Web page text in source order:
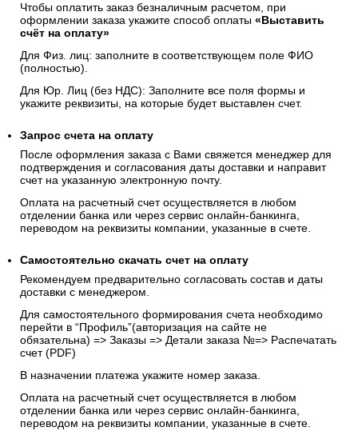
Чтобы оплатить заказ безналичным расчетом, при
оформлении заказа укажите способ оплаты «Выставить
счёт на оплату»
Для Физ. лиц: заполните в соответствующем поле ФИО
(полностью).
Для Юр. Лиц (без НДС): Заполните все поля формы и
укажите реквизиты, на которые будет выставлен счет.
Запрос счета на оплату
После оформления заказа с Вами свяжется менеджер для
подтверждения и согласования даты доставки и направит
счет на указанную электронную почту.
Оплата на расчетный счет осуществляется в любом
отделении банка или через сервис онлайн-банкинга,
переводом на реквизиты компании, указанные в счете.
Самостоятельно скачать счет на оплату
Рекомендуем предварительно согласовать состав и даты
доставки с менеджером.
Для самостоятельного формирования счета необходимо
перейти в “Профиль”(авторизация на сайте не
обязательна) => Заказы => Детали заказа №=> Распечатать
счет (PDF)
В назначении платежа укажите номер заказа.
Оплата на расчетный счет осуществляется в любом
отделении банка или через сервис онлайн-банкинга,
переводом на реквизиты компании, указанные в счете.